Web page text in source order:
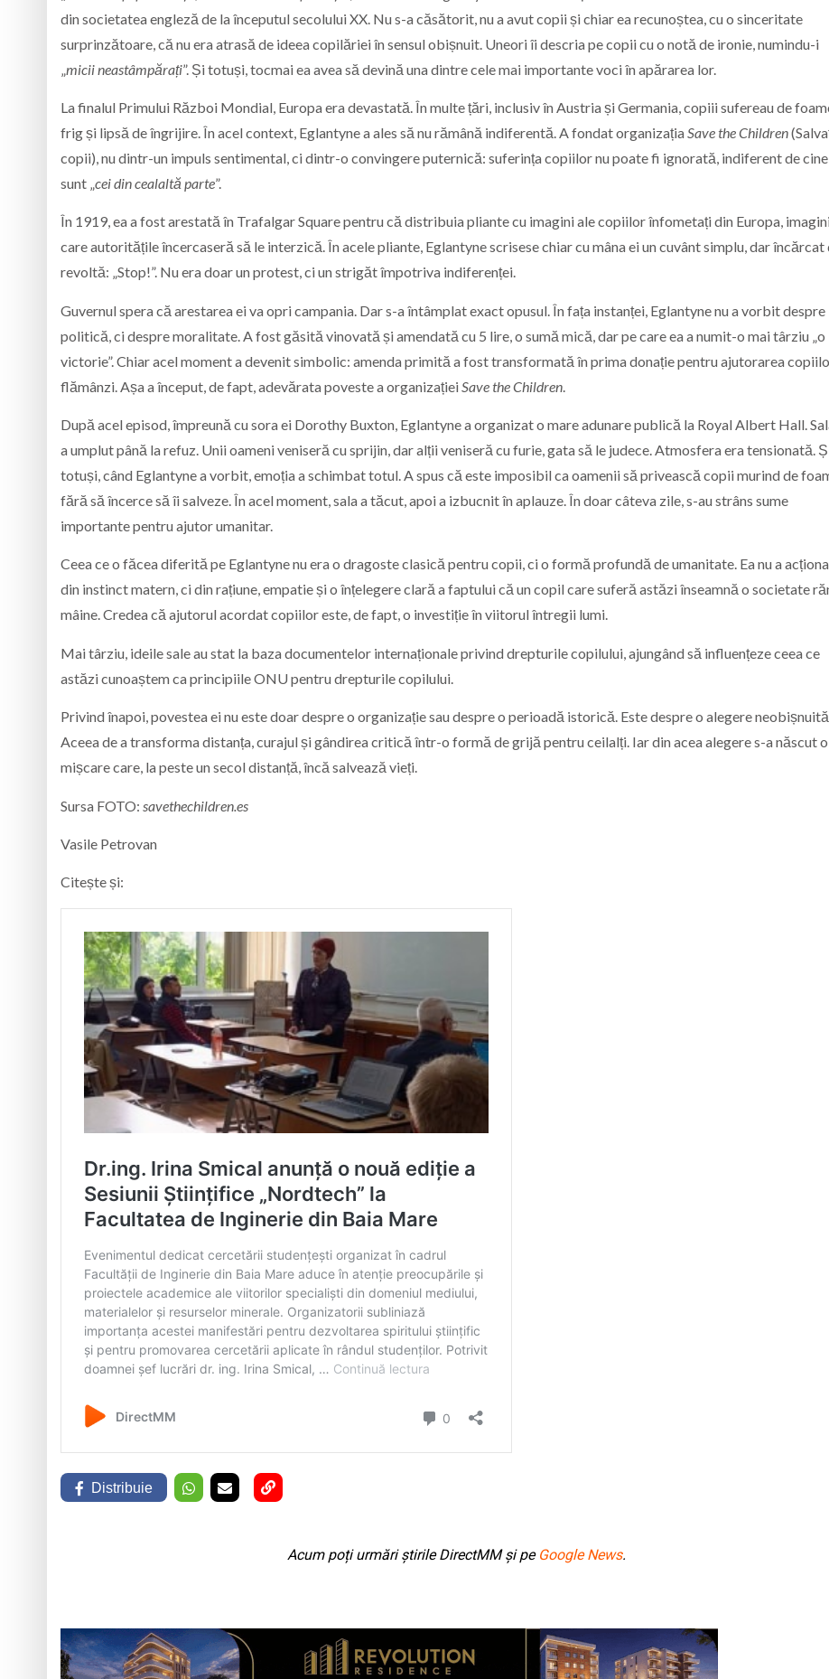
din societatea engleză de la începutul secolului XX. Nu s-a căsătorit, nu a avut copii și chiar ea recunoștea, cu o sinceritate
surprinzătoare, că nu era atrasă de ideea copilăriei în sensul obișnuit. Uneori îi descria pe copii cu o notă de ironie, numindu-i
micii neastâmpărați”. Și totuși, tocmai ea avea să devină una dintre cele mai importante voci în apărarea lor.
La finalul Primului Război Mondial, Europa era devastată. În multe țări, inclusiv în Austria și Germania, copiii sufereau de
frig și lipsă de îngrijire. În acel context, Eglantyne a ales să nu rămână indiferentă. A fondat organizațiaSave the Children
copii), nu dintr-un impuls sentimental, ci dintr-o convingere puternică: suferința copiilor nu poate fi ignorată, indiferent de cine
sunt „cei din cealaltă parte”.
În 1919, ea a fost arestată în Trafalgar Square pentru că distribuia pliante cu imagini ale copiilor înfometați din Europa,
care autoritățile încercaseră să le interzică. În acele pliante, Eglantyne scrisese chiar cu mâna ei un cuvânt simplu, dar încărcat
revoltă: „Stop!”. Nu era doar un protest, ci un strigăt împotriva indiferenței.
Guvernul spera că arestarea ei va opri campania. Dar s-a întâmplat exact opusul. În fața instanței, Eglantyne nu a vorbit despre
politică, ci despre moralitate. A fost găsită vinovată și amendată cu 5 lire, o sumă mică, dar pe care ea a numit-o mai târziu „o
victorie”. Chiar acel moment a devenit simbolic: amenda primită a fost transformată în prima donație pentru ajutorarea
flămânzi. Așa a început, de fapt, adevărata poveste a organizației Save the Children
După acel episod, împreună cu sora ei Dorothy Buxton, Eglantyne a organizat o mare adunare publică la Royal Albert Hall.
a umplut până la refuz. Unii oameni veniseră cu sprijin, dar alții veniseră cu furie, gata să le judece. Atmosfera era tensionată.
totuși, când Eglantyne a vorbit, emoția a schimbat totul. A spus că este imposibil ca oamenii să privească copii murind de
fără să încerce să îi salveze. În acel moment, sala a tăcut, apoi a izbucnit în aplauze. În doar câteva zile, s-au strâns sume
importante pentru ajutor umanitar.
Ceea ce o făcea diferită pe Eglantyne nu era o dragoste clasică pentru copii, ci o formă profundă de umanitate. Ea nu a
din instinct matern, ci din rațiune, empatie și o înțelegere clară a faptului că un copil care suferă astăzi înseamnă o societate
mâine. Credea că ajutorul acordat copiilor este, de fapt, o investiție în viitorul întregii lumi.
Mai târziu, ideile sale au stat la baza documentelor internaționale privind drepturile copilului, ajungând să influențeze ceea ce
astăzi cunoaștem ca principiile ONU pentru drepturile copilului.
Privind înapoi, povestea ei nu este doar despre o organizație sau despre o perioadă istorică. Este despre o alegere
Aceea de a transforma distanța, curajul și gândirea critică într-o formă de grijă pentru ceilalți. Iar din acea alegere s-a născut o
mișcare care, la peste un secol distanță, încă salvează vieți.
Sursa FOTO: savethechildren.es
Vasile Petrovan
Citește și:
Distribuie
Acum poți urmări știrile DirectMM și pe Google News.